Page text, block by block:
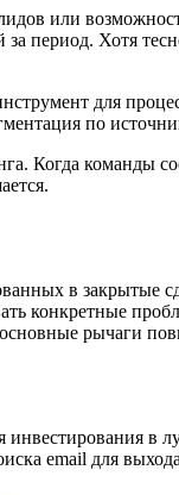
или
период. Хотя
для
по
Когда команды
в закрытые
конкретные
рычаги
инвестирования в
email для